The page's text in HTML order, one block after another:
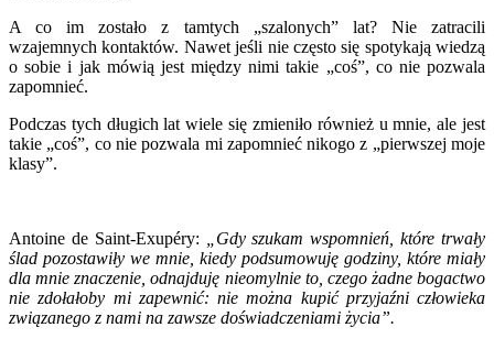
A co im zostało z tamtych „szalonych” lat? Nie zatracili
wzajemnych kontaktów. Nawet jeśli nie często się spotykają wiedzą
o sobie i jak mówią jest między nimi takie „coś”, co nie pozwala
zapomnieć.
Podczas tych długich lat wiele się zmieniło również u mnie, ale jest
takie „coś”, co nie pozwala mi zapomnieć nikogo z „pierwszej moje
klasy”.
Antoine de Saint-Exupéry:
„Gdy szukam wspomnień, które trwały
ślad pozostawiły we mnie, kiedy podsumowuję godziny, które miały
dla mnie znaczenie, odnajduję nieomylnie to, czego żadne bogactwo
nie zdołałoby mi zapewnić: nie można kupić przyjaźni człowieka
związanego z nami na zawsze doświadczeniami życia”.